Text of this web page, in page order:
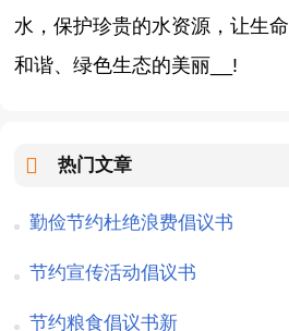
水，保护珍贵的水资源，让生
和谐、绿色生态的美丽__!
热门文章
勤俭节约杜绝浪费倡议书
节约宣传活动倡议书
节约粮食倡议书新